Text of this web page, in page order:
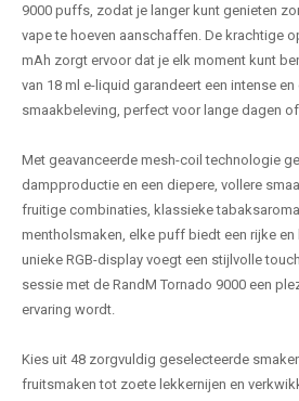
9000 puffs, zodat je langer kunt genieten
vape te hoeven aanschaffen. De krachtige
mAh zorgt ervoor dat je elk moment kunt
van 18 ml e-liquid garandeert een intense
smaakbeleving, perfect voor lange dagen
Met geavanceerde mesh-coil technologie
dampproductie en een diepere, vollere
fruitige combinaties, klassieke
mentholsmaken, elke puff biedt een rijke
unieke RGB-display voegt een stijlvolle
sessie met de RandM Tornado 9000 een
ervaring wordt.
Kies uit 48 zorgvuldig geselecteerde
fruitsmaken tot zoete lekkernijen en